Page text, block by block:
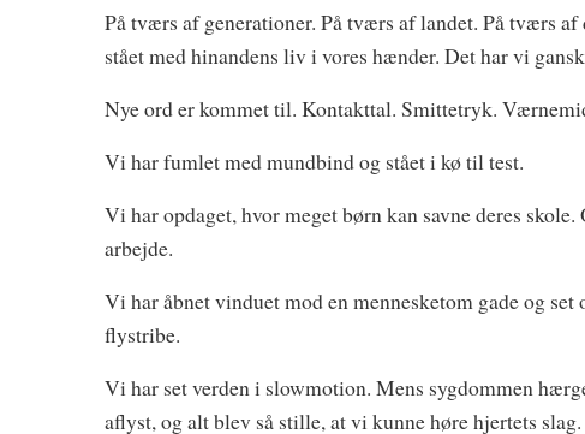
På tværs af generationer. På tværs af landet. På tværs
stået med hinandens liv i vores hænder. Det har vi
Nye ord er kommet til. Kontakttal. Smittetryk.
Vi har fumlet med mundbind og stået i kø til test.
Vi har opdaget, hvor meget børn kan savne deres
arbejde.
Vi har åbnet vinduet mod en mennesketom gade og
flystribe.
Vi har set verden i slowmotion. Mens sygdommen
aflyst, og alt blev så stille, at vi kunne høre hjertets slag.